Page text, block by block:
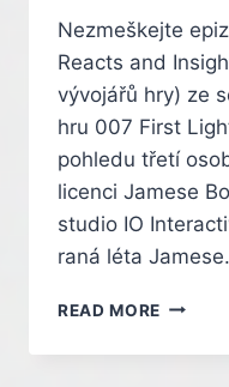
Nezmeškejte
Reacts and
vývojářů hry) ze
hru 007 First
pohledu třetí
licenci Jamese
studio IO
raná léta
READ MORE 007
LIGHT